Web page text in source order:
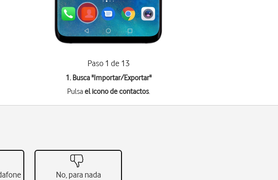
Paso 1 de 13
1. Busca "Importar/Exportar"
Pulsael icono de contactos.
No, para nada